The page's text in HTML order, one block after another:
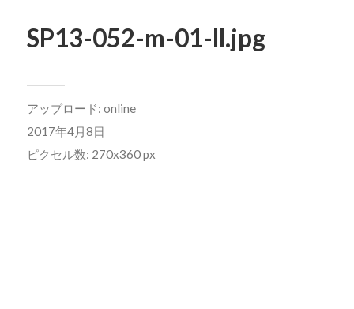
SP13-052-m-01-ll.jpg
アップロード: online
2017年4月8日
ピクセル数: 270x360 px